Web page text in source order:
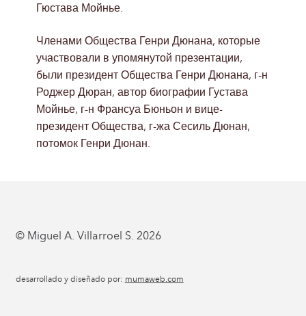
Гюстава Мойнье.
Членами Общества Генри Дюнана, которые
участвовали в упомянутой презентации,
были президент Общества Генри Дюнана, г-н
Роджер Дюран, автор биографии Густава
Мойнье, г-н Франсуа Бюньон и вице-
президент Общества, г-жа Сесиль Дюнан,
потомок Генри Дюнан.
© Miguel A. Villarroel S. 2026
desarrollado y diseñado por: mumaweb.com